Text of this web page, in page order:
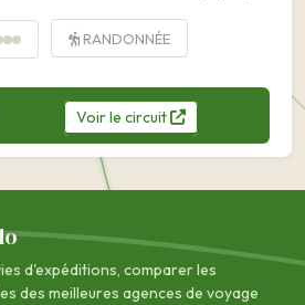
RANDONNÉE
Voirle circuit
d'expéditions, comparer les
des meilleures agences de voyage